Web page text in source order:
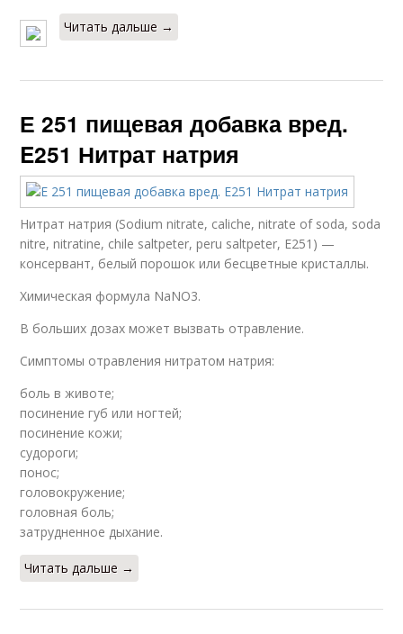
Читать дальше →
Е 251 пищевая добавка вред.
E251 Нитрат натрия
Нитрат натрия (Sodium nitrate, caliche, nitrate of soda, soda
nitre, nitratine, chile saltpeter, peru saltpeter, E251) —
консервант, белый порошок или бесцветные кристаллы.
Химическая формула NaNO3.
В больших дозах может вызвать отравление.
Симптомы отравления нитратом натрия:
боль в животе;
посинение губ или ногтей;
посинение кожи;
судороги;
понос;
головокружение;
головная боль;
затрудненное дыхание.
Читать дальше →